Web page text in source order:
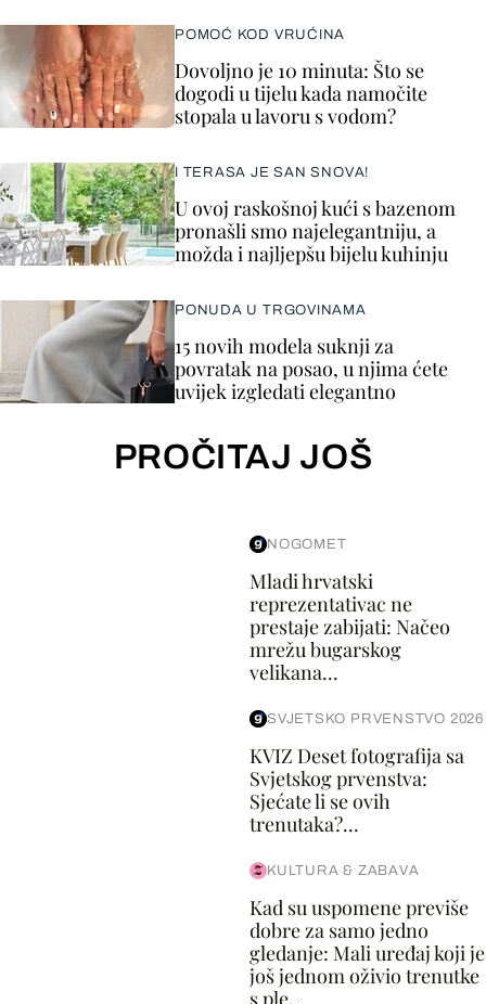
POMOĆ KOD VRUĆINA
Dovoljno je 10 minuta: Što se
dogodi u tijelu kada namočite
stopala u lavoru s vodom?
I TERASA JE SAN SNOVA!
U ovoj raskošnoj kući s bazenom
pronašli smo najelegantniju, a
možda i najljepšu bijelu kuhinju
PONUDA U TRGOVINAMA
15 novih modela suknji za
povratak na posao, u njima ćete
uvijek izgledati elegantno
PROČITAJ JOŠ
NOGOMET
Mladi hrvatski
reprezentativac ne
prestaje zabijati: Načeo
mrežu bugarskog
velikana...
SVJETSKO PRVENSTVO 2026
KVIZ Deset fotografija sa
Svjetskog prvenstva:
Sjećate li se ovih
trenutaka?...
KULTURA & ZABAVA
Kad su uspomene previše
dobre za samo jedno
gledanje: Mali uređaj koji je
još jednom oživio trenutke
s ple...